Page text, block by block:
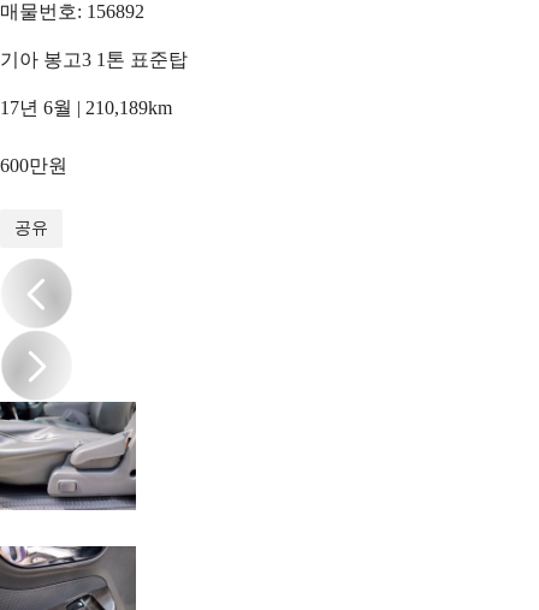
매물번호: 156892
기아 봉고3 1톤 표준탑
17년 6월 | 210,189km
600만원
공유
/18